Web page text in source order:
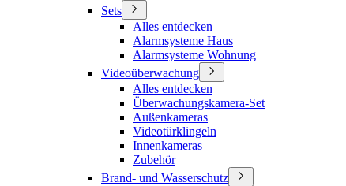
Sets
Alles entdecken
Alarmsysteme Haus
Alarmsysteme Wohnung
Videoüberwachung
Alles entdecken
Überwachungskamera-Set
Außenkameras
Videotürklingeln
Innenkameras
Zubehör
Brand- und Wasserschutz